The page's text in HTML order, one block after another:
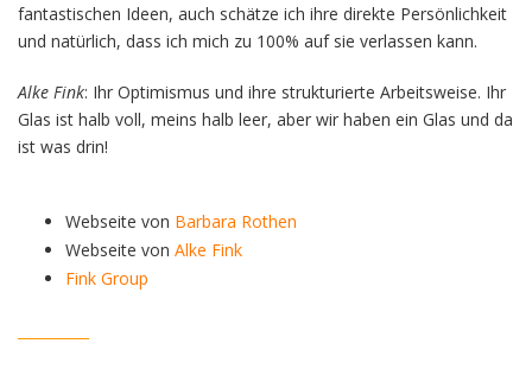
fantastischen Ideen, auch schätze ich ihre direkte Persönlichkeit
und natürlich, dass ich mich zu 100% auf sie verlassen kann.
Alke Fink: Ihr Optimismus und ihre strukturierte Arbeitsweise. Ihr
Glas ist halb voll, meins halb leer, aber wir haben ein Glas und da
ist was drin!
Webseite von Barbara Rothen
Webseite von Alke Fink
Fink Group